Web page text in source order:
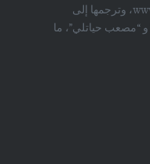
على موقع www.oudmigrations.com، وترجمها إلى
و “مصعب حياتلي”، ما